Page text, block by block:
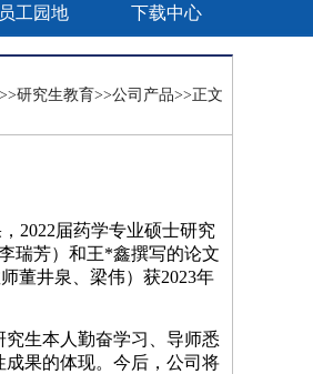
员工园地 下载中心
>>研究生教育>>公司产品>>正文
2022届药学专业硕士研究
瑞芳）和王*鑫撰写的论文
董井泉、梁伟）获2023年
生本人勤奋学习、导师悉
果的体现。今后，公司将